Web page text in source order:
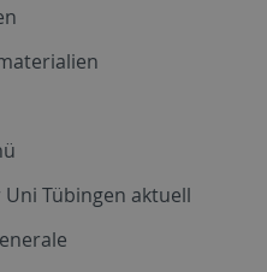
Tübingen aktuell